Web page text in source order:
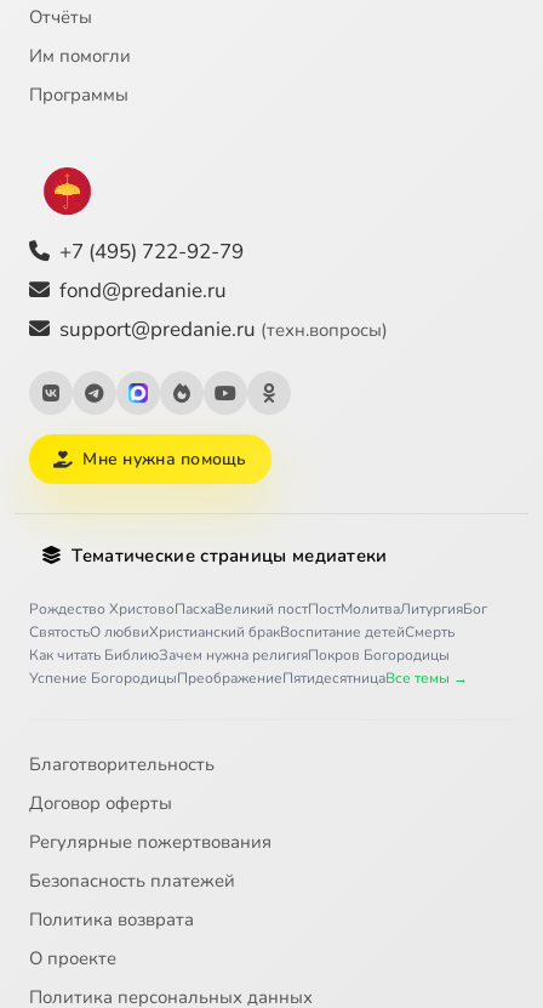
Отчёты
Им помогли
Программы
+7 (495) 722-92-79
fond@predanie.ru
support@predanie.ru (техн.вопросы)
Мне нужна помощь
Тематические страницы медиатеки
Рождество ХристовоПасхаВеликий постПостМолитваЛитургияБог
СвятостьО любвиХристианский бракВоспитание детейСмерть
Как читать БиблиюЗачем нужна религияПокров Богородицы
Успение БогородицыПреображениеПятидесятницаВсе темы →
Благотворительность
Договор оферты
Регулярные пожертвования
Безопасность платежей
Политика возврата
О проекте
Политика персональных данных